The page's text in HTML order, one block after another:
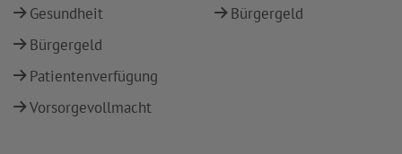
Gesundheit
Bürgergeld
Patientenverfügung
Vorsorgevollmacht
Bürgergeld